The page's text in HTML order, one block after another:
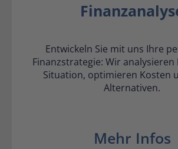
Entwickeln Sie mit uns Ihre
Finanzstrategie: Wir analysieren
Situation, optimieren Kosten
Alternativen.
Mehr Infos